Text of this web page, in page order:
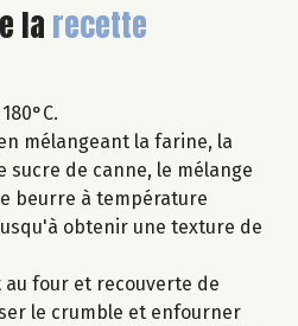
larecette
mélangeant la farine, la
sucre de canne, le mélange
beurre à température
obtenir une texture de
four et recouverte de
le crumble et enfourner